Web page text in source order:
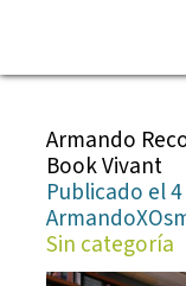
Saltar
contenidoArmando
Book Vivant
Publicado el
Sin categoría